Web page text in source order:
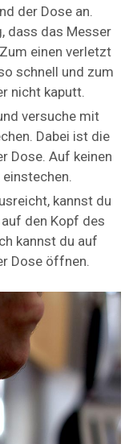
der Dose an.
dass das Messer
einen verletzt
schnell und zum
nicht kaputt.
versuche mit
Dabei ist die
Dose. Auf keinen
kannst du
den Kopf des
kannst du auf
Dose öffnen.